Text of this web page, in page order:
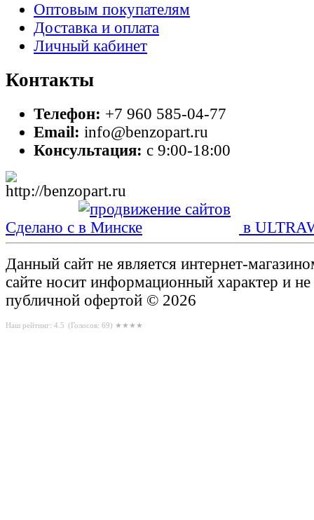
Оптовым покупателям
Доставка и оплата
Личный кабинет
Контакты
Телефон: +7 960 585-04-77
Email: info@benzopart.ru
Консультация: с 9:00-18:00
Сделано с в
Данный сайт не является интернет-
сайте носит информационный характер и не
публичной офертой © 2026
Наш рейтинг: 4.5 (Голосов: 69) ★★★★